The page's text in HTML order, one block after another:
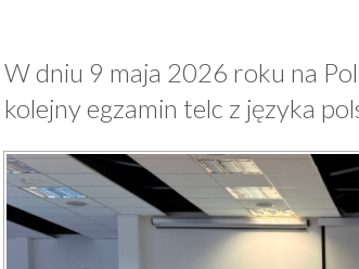
W dniu 9 maja 2026 roku na
kolejny egzamin telc z języka